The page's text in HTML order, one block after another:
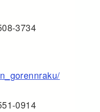
3508-3734
0914